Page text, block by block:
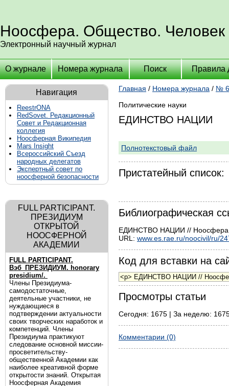
Ноосфера. Общество. Человек
Электронный научный журнал
О журнале Номера журнала Поиск Правила
Навигация
ReestrONA
RedSovet. Редакционный
Совет и Редакционная
коллегия
Ноосферная Википедия
Mars Insight
Всероссийский Съезд
народных делегатов
Экспертный совет по
ноосферной безопасности
FULL PARTICIPANT.
ПРЕЗИДИУМ
ОТКРЫТОЙ
НООСФЕРНОЙ
АКАДЕМИИ
FULL PARTICIPANT.
Вэб_ПРЕЗИДИУМ. honorary
presidium/.
Члены Президиума-
самодостаточные,
деятельные участники, не
нуждающиеся в
подтверждении актуальности
своих творческих наработок и
компетенций. Члены
Президиума практикуют
следование основной миссии-
просветительству-
общественной Академии как
наиболее креативной форме
открытости знаний. Открытая
Ноосферная Академия
Главная / Номера журнала / №
Политические науки
ЕДИНСТВО НАЦИИ
Полнотекстовый файл
Пристатейный список:
Библиографическая
ЕДИНСТВО НАЦИИ // Ноосфера.
URL: www.es.rae.ru/noocivil/ru/
Код для вставки на
Просмотры статьи
Сегодня: 1675 | За неделю:
Комментарии (0)